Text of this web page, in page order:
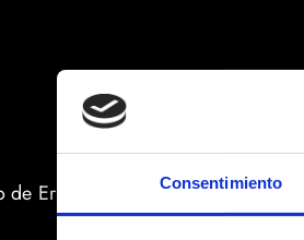
Consentimiento
de Erboris recurre a mezclas